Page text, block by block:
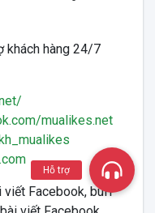
khách hàng 24/7
mualikes.net
Facebook, buff
Hỗ trợ